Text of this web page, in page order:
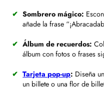
Sombrero mágico:
añade la frase
Álbum de recuerdos:
álbum con fotos o frases
Tarjeta pop-up: Diseña
un billete o una flor de